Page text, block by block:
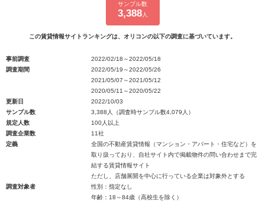
サンプル数
3,388人
この賃貸情報サイトランキングは、オリコンの以下の調査に基づいています。
事前調査
2022/02/18～2022/05/18
調査期間
2022/05/19～2022/05/26
2021/05/07～2021/05/12
2020/05/11～2020/05/22
更新日
2022/10/03
サンプル数
3,388人（調査時サンプル数4,079人）
規定人数
100人以上
調査企業数
11社
定義
全国の不動産賃貸情報（マンション・アパート・住宅など）を
取り扱っており、自社サイト内で掲載物件の問い合わせまで完
結する賃貸情報サイト
ただし、店舗展開を中心に行っている企業は対象外とする
調査対象者
性別：指定なし
年齢：18～84歳（高校生を除く）